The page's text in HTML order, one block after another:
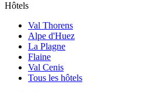
Hôtels
Val Thorens
Alpe d'Huez
La Plagne
Flaine
Val Cenis
Tous les hôtels